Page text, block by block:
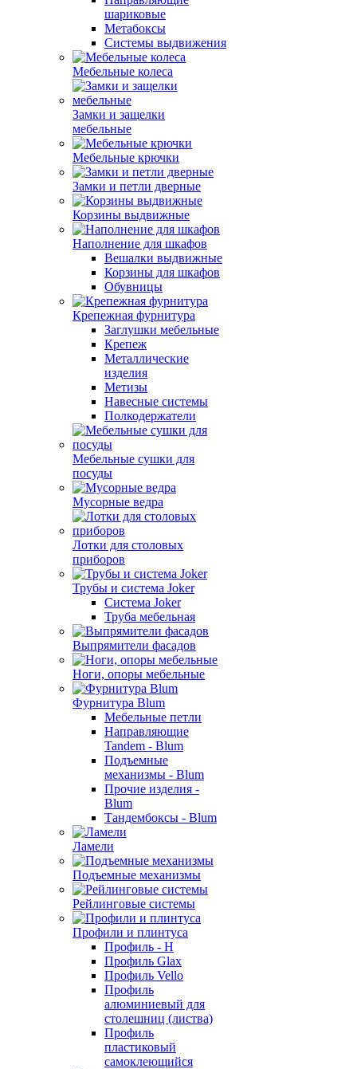
шариковые
Метабоксы
Системы выдвижения
Мебельные колеса
Замки и защелки
мебельные
Мебельные крючки
Замки и петли дверные
Корзины выдвижные
Наполнение для шкафов
Вешалки выдвижные
Корзины для шкафов
Обувницы
Крепежная фурнитура
Заглушки мебельные
Крепеж
Металлические
изделия
Метизы
Навесные системы
Полкодержатели
Мебельные сушки для
посуды
Мусорные ведра
Лотки для столовых
приборов
Трубы и система Joker
Система Joker
Труба мебельная
Выпрямители фасадов
Ноги, опоры мебельные
Фурнитура Blum
Мебельные петли
Направляющие
Tandem - Blum
Подъемные
механизмы - Blum
Прочие изделия -
Blum
Тандембоксы - Blum
Ламели
Подъемные механизмы
Рейлинговые системы
Профили и плинтуса
Профиль - H
Профиль Glax
Профиль Vello
Профиль
алюминиевый для
столешниц (листва)
Профиль
пластиковый
самоклеющийся